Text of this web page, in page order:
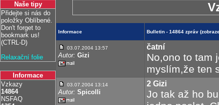
Naše tipy
Přidejte si nás do
položky Oblíbené.
Don't forget to
bookmark us!
(CTRL-D)
Relaxační folie
Informace
Vzkazy
14864
NSFAQ
Informace Bulletin - 14864 zpráv
03.07.2004 13:57
Autor: Gizi
čatní
No,ono to tam
myslím,že ten
03.07.2004 13:14
Autor: Spicolli
2 Gizi
Jo tak až ho